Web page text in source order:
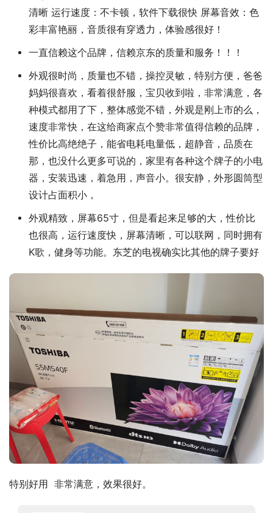
清晰 运行速度：不卡顿，软件下载很快 屏幕音效：色
彩丰富艳丽，音质很有穿透力，体验感很好！
一直信赖这个品牌，信赖京东的质量和服务！！！
外观很时尚，质量也不错，操控灵敏，特别方便，爸爸
妈妈很喜欢，看着很舒服，宝贝收到啦，非常满意，各
种模式都用了下，整体感觉不错，外观是刚上市的么，
速度非常快，在这给商家点个赞非常值得信赖的品牌，
性价比高绝绝子，能省电耗电量低，超静音，品质在
那，也没什么更多可说的，家里有各种这个牌子的小电
器，安装迅速，着急用，声音小。很安静，外形圆筒型
设计占面积小，
外观精致，屏幕65寸，但是看起来足够的大，性价比
也很高，运行速度快，屏幕清晰，可以联网，同时拥有
K歌，健身等功能。东芝的电视确实比其他的牌子要好
特别好用  非常满意，效果很好。